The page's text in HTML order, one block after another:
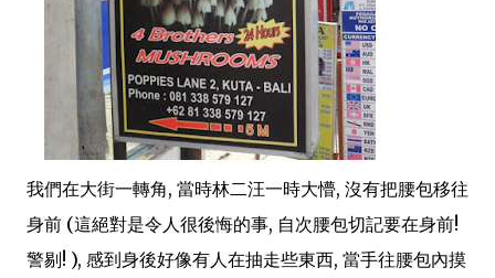
我們在大街一轉角, 當時林二汪一時大懵, 沒有把腰包移往
身前 (這絕對是令人很後悔的事, 自次腰包切記要在身前!
警剔! ), 感到身後好像有人在抽走些東西, 當手往腰包內摸